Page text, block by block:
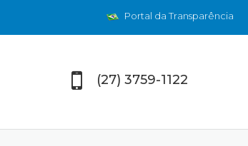
Portal da Transparência
(27) 3759-1122